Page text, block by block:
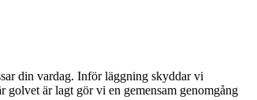
din vardag. Inför läggning skyddar vi
är lagt gör vi en gemensam genomgång